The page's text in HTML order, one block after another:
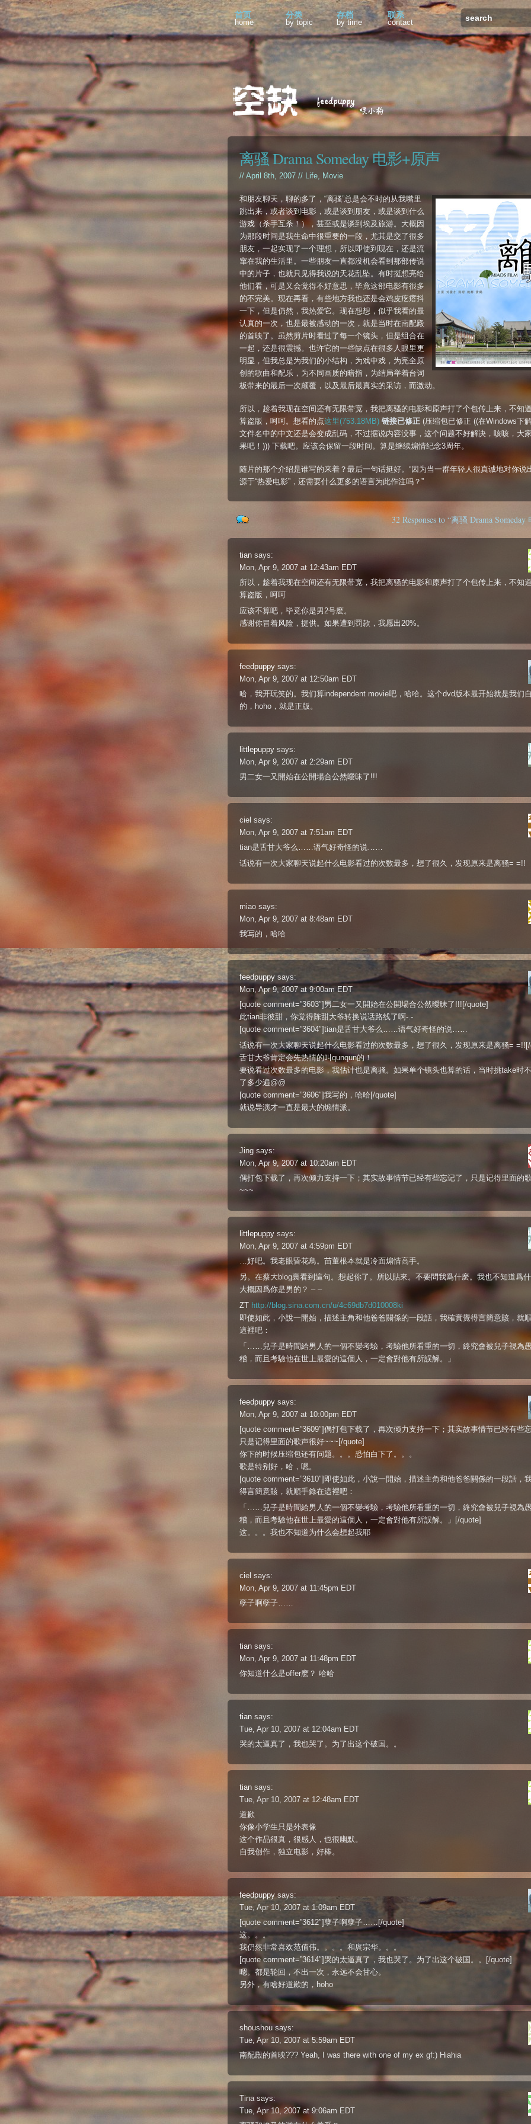
首页
home
分类
by topic
存档
by time
联系
contact
离骚 Drama Someday 电影+原声
// April 8th, 2007 // Life, Movie
和朋友聊天，聊的多了，“离骚”总是会不时的从我嘴里
跳出来，或者谈到电影，或是谈到朋友，或是谈到什么
游戏（杀手互杀！），甚至或是谈到埃及旅游。大概因
为那段时间是我生命中很重要的一段，尤其是交了很多
朋友，一起实现了一个理想，所以即使到现在，还是流
窜在我的生活里。一些朋友一直都没机会看到那部传说
中的片子，也就只见得我说的天花乱坠。有时挺想亮给
他们看，可是又会觉得不好意思，毕竟这部电影有很多
的不完美。现在再看，有些地方我也还是会鸡皮疙瘩抖
一下，但是仍然，我热爱它。现在想想，似乎我看的最
认真的一次，也是最被感动的一次，就是当时在南配殿
的首映了。虽然剪片时看过了每一个镜头，但是组合在
一起，还是很震撼。也许它的一些缺点在很多人眼里更
明显，但我总是为我们的小结构，为戏中戏，为完全原
创的歌曲和配乐，为不同画质的暗指，为结局举着台词
板带来的最后一次颠覆，以及最后最真实的采访，而激动。
所以，趁着我现在空间还有无限带宽，我把离骚的电影和原声打了个包传上来，不知
算盗版，呵呵。想看的点这里(753.18MB) 链接已修正(压缩包已修正 ((在Windows下
文件名中的中文还是会变成乱码，不过据说内容没事，这个问题不好解决，咳咳，大
果吧！))) 下载吧。应该会保留一段时间。算是继续煽情纪念3周年。
随片的那个介绍是谁写的来着？最后一句话挺好。“因为当一群年轻人很真诚地对你说
源于“热爱电影”，还需要什么更多的语言为此作注吗？”
32 Responses to “离骚 Drama
tian says:
Mon, Apr 9, 2007 at 12:43am EDT
所以，趁着我现在空间还有无限带宽，我把离骚的电影和原声打了个包传上来，不知
算盗版，呵呵
应该不算吧，毕竟你是男2号麽。
感谢你冒着风险，提供。如果遭到罚款，我愿出20%。
feedpuppy says:
Mon, Apr 9, 2007 at 12:50am EDT
哈，我开玩笑的。我们算independent movie吧，哈哈。这个dvd版本最开始就是我们
的，hoho，就是正版。
littlepuppy says:
Mon, Apr 9, 2007 at 2:29am EDT
男二女一又開始在公開場合公然曖昧了!!!
ciel says:
Mon, Apr 9, 2007 at 7:51am EDT
tian是舌甘大爷么……语气好奇怪的说……
话说有一次大家聊天说起什么电影看过的次数最多，想了很久，发现原来是离骚= =!!
miao says:
Mon, Apr 9, 2007 at 8:48am EDT
我写的，哈哈
feedpuppy says:
Mon, Apr 9, 2007 at 9:00am EDT
[quote comment=”3603″]男二女一又開始在公開場合公然曖昧了!!![/quote]
此tian非彼甜，你觉得陈甜大爷转换说话路线了啊-.-
[quote comment=”3604″]tian是舌甘大爷么……语气好奇怪的说……
话说有一次大家聊天说起什么电影看过的次数最多，想了很久，发现原来是离骚=
舌甘大爷肯定会先热情的叫qunqun的！
要说看过次数最多的电影，我估计也是离骚。如果单个镜头也算的话，当时挑take时
了多少遍@@
[quote comment=”3606″]我写的，哈哈[/quote]
就说导演才一直是最大的煽情派。
Jing says:
Mon, Apr 9, 2007 at 10:20am EDT
偶打包下载了，再次倾力支持一下；其实故事情节已经有些忘记了，只是记得里面的
~~~
littlepuppy says:
Mon, Apr 9, 2007 at 4:59pm EDT
…好吧。我老眼昏花鳥。苗董根本就是冷面煽情高手。
另。在蔡大blog裏看到這句。想起你了。所以貼來。不要問我爲什麽。我也不知道爲
大概因爲你是男的？ – –
ZT http://blog.sina.com.cn/u/4c69db7d010008ki
即使如此，小說一開始，描述主角和他爸爸關係的一段話，我確實覺得言簡意賅，就
這裡吧：
「……兒子是時間給男人的一個不變考驗，考驗他所看重的一切，終究會被兒子視為
稽，而且考驗他在世上最愛的這個人，一定會對他有所誤解。」
feedpuppy says:
Mon, Apr 9, 2007 at 10:00pm EDT
[quote comment=”3609″]偶打包下载了，再次倾力支持一下；其实故事情节已经有些
只是记得里面的歌声很好~~~[/quote]
你下的时候压缩包还有问题。。。恐怕白下了。。。
歌是特别好，哈，嗯。
[quote comment=”3610″]即使如此，小說一開始，描述主角和他爸爸關係的一段話，
得言簡意賅，就順手錄在這裡吧：
「……兒子是時間給男人的一個不變考驗，考驗他所看重的一切，終究會被兒子視為
稽，而且考驗他在世上最愛的這個人，一定會對他有所誤解。」[/quote]
这。。。我也不知道为什么会想起我耶
ciel says:
Mon, Apr 9, 2007 at 11:45pm EDT
孽子啊孽子……
tian says:
Mon, Apr 9, 2007 at 11:48pm EDT
你知道什么是offer麽？ 哈哈
tian says:
Tue, Apr 10, 2007 at 12:04am EDT
哭的太逼真了，我也哭了。为了出这个破国。。
tian says:
Tue, Apr 10, 2007 at 12:48am EDT
道歉
你像小学生只是外表像
这个作品很真，很感人，也很幽默。
自我创作，独立电影，好棒。
feedpuppy says:
Tue, Apr 10, 2007 at 1:09am EDT
[quote comment=”3612″]孽子啊孽子……[/quote]
这。。。
我仍然非常喜欢范值伟。。。。和庹宗华。。。
[quote comment=”3614″]哭的太逼真了，我也哭了。为了出这个破国。。[/quote]
嗯。都是轮回，不出一次，永远不会甘心。
另外，有啥好道歉的，hoho
shoushou says:
Tue, Apr 10, 2007 at 5:59am EDT
南配殿的首映??? Yeah, I was there with one of my ex gf:) Hiahia
Tina says:
Tue, Apr 10, 2007 at 9:06am EDT